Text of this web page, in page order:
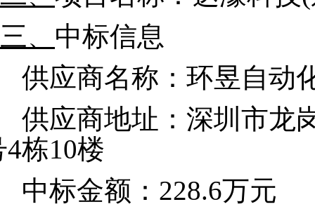
三、 中标信息
供应商名称：环昱自动
供应商地址：深圳市龙
4栋10楼
中标金额： 228.6万元